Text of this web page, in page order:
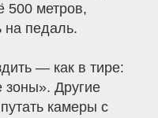
метров,
на педаль.
— как в тире:
Другие
камеры с